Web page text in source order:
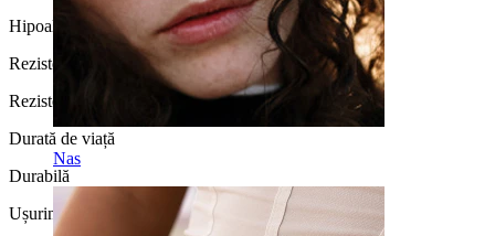
Nas
Hipoalergenic
Rezistență la apă
Rezistentă la apă
Durată de viață
Durabilă
Ușurință utilizare